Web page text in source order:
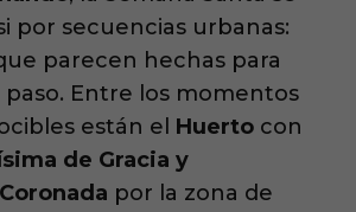
por secuencias urbanas:
parecen hechas para
Entre los momentos
están el Huertocon
de Gracia y
por la zona de